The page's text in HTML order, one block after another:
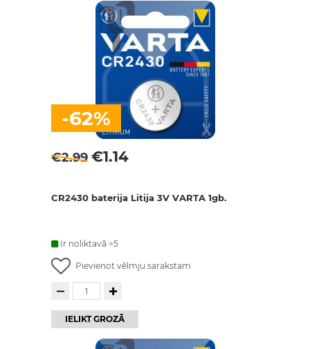
-62%
€2.99 €1.14
CR2430 baterija Litija 3V VARTA 1gb.
Ir noliktavā >5
Pievienot vēlmju sarakstam
IELIKT GROZĀ